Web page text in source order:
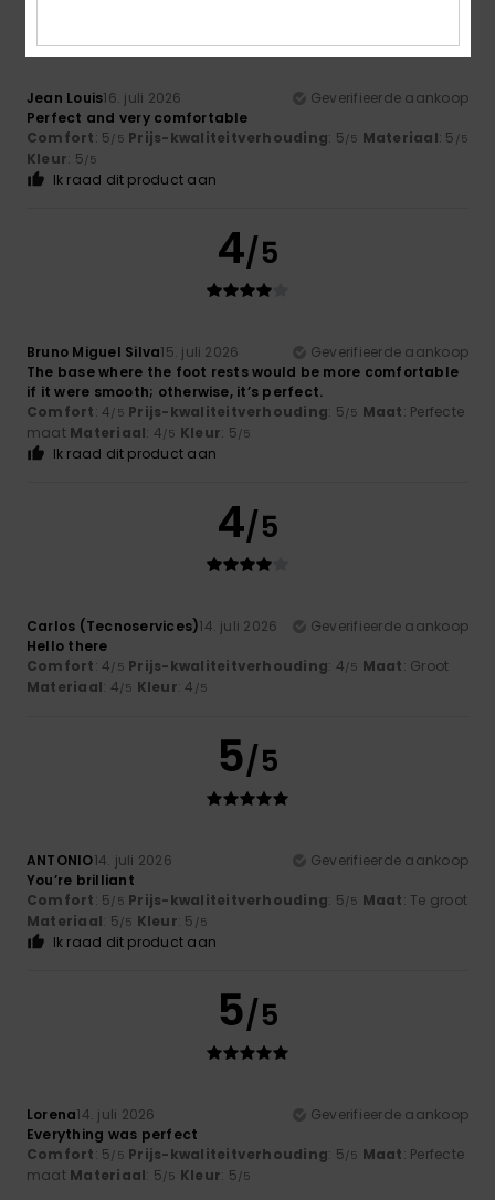
Jean Louis16. juli 2026
Geverifieerde aankoop
Perfect and very comfortable
Comfort: 5/5 Prijs-kwaliteitverhouding: 5/5 Materiaal: 5 /5
Kleur: 5/5
Ik raad dit product aan
4/5
Bruno Miguel Silva15. juli 2026
Geverifieerde aankoop
The base where the foot rests would be more comfortable
if it were smooth; otherwise, it’s perfect.
Comfort: 4/5 Prijs-kwaliteitverhouding: 5/5 Maat: Perfecte
maat Materiaal: 4/5 Kleur: 5/5
Ik raad dit product aan
4/5
Carlos (Tecnoservices)14. juli 2026
Geverifieerde aankoop
Hello there
Comfort: 4/5 Prijs-kwaliteitverhouding: 4/5 Maat: Groot
Materiaal: 4/5 Kleur: 4 /5
5/5
ANTONIO14. juli 2026
Geverifieerde aankoop
You’re brilliant
Comfort: 5/5 Prijs-kwaliteitverhouding: 5/5 Maat: Te groot
Materiaal: 5/5 Kleur: 5 /5
Ik raad dit product aan
5/5
Lorena14. juli 2026
Geverifieerde aankoop
Everything was perfect
Comfort: 5/5 Prijs-kwaliteitverhouding: 5/5 Maat: Perfecte
maat Materiaal: 5/5 Kleur: 5/5